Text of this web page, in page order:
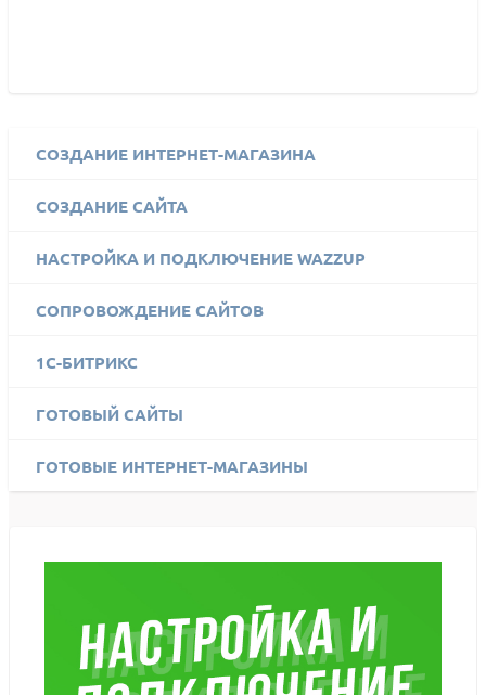
СОЗДАНИЕ ИНТЕРНЕТ-МАГАЗИНА
СОЗДАНИЕ САЙТА
НАСТРОЙКА И ПОДКЛЮЧЕНИЕ WAZZUP
СОПРОВОЖДЕНИЕ САЙТОВ
1C-БИТРИКС
ГОТОВЫЙ САЙТЫ
ГОТОВЫЕ ИНТЕРНЕТ-МАГАЗИНЫ